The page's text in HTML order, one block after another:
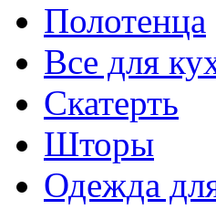
Полотенца
Все для
Скатерть
Шторы
Одежда